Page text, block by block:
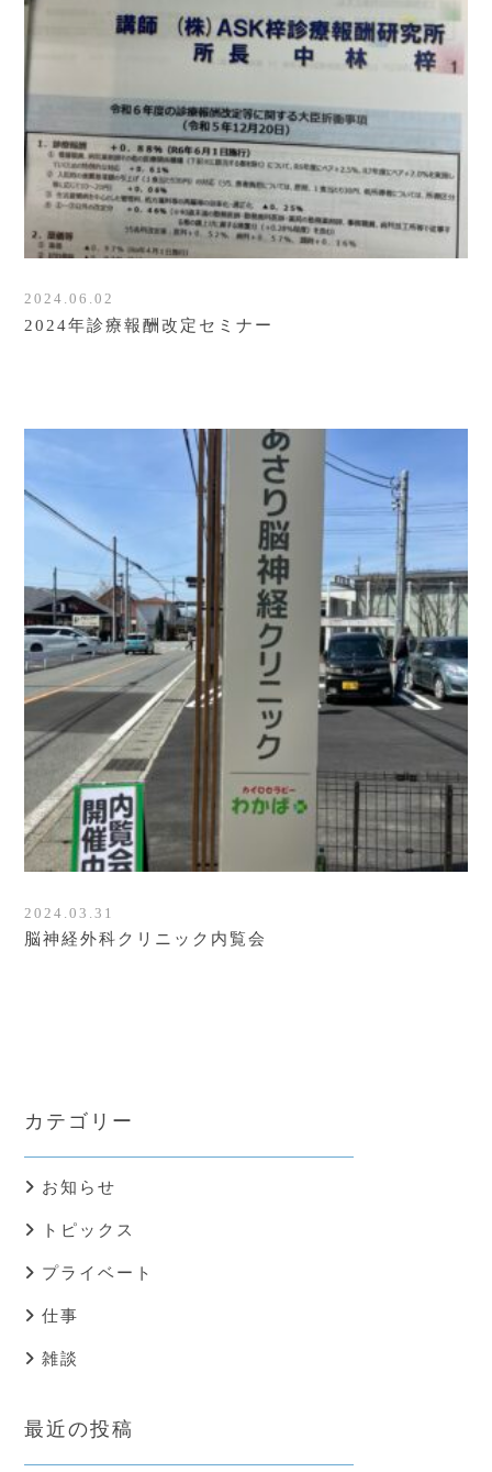
2024.06.02
2024年診療報酬改定セミナー
2024.03.31
脳神経外科クリニック内覧会
カテゴリー
お知らせ
トピックス
プライベート
仕事
雑談
最近の投稿